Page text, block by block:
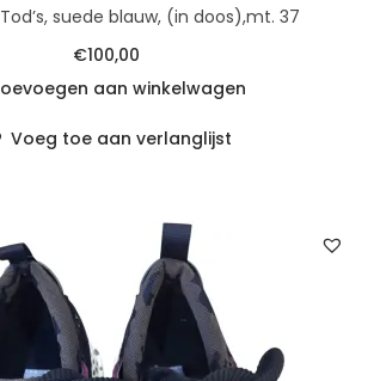
suede blauw, (in doos),mt. 37
€100,00
aan winkelwagen
Voeg toe aan verlanglijst